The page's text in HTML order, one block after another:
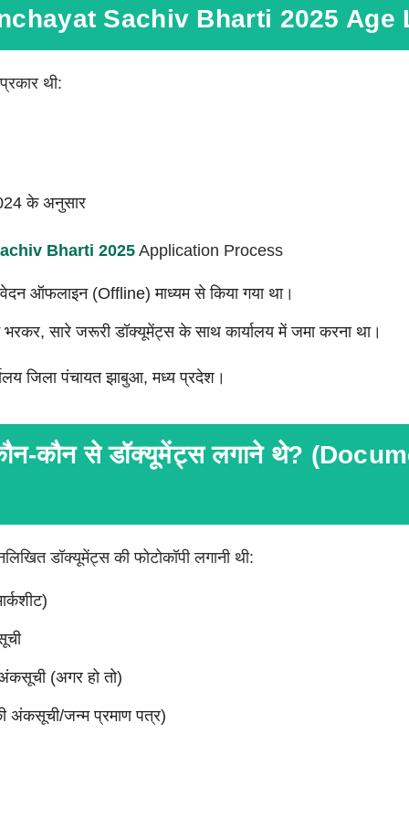
Sachiv Bharti 2025 Age
थी:
के अनुसार
Bharti 2025Application Process
ऑफलाइन (Offline) माध्यम से किया गया था।
सारे जरूरी डॉक्यूमेंट्स के साथ कार्यालय में जमा करना था।
जिला पंचायत झाबुआ, मध्य प्रदेश।
कौन से डॉक्यूमेंट्स लगाने थे?
डॉक्यूमेंट्स की फोटोकॉपी लगानी थी:
(अगर हो तो)
अंकसूची/जन्म प्रमाण पत्र)